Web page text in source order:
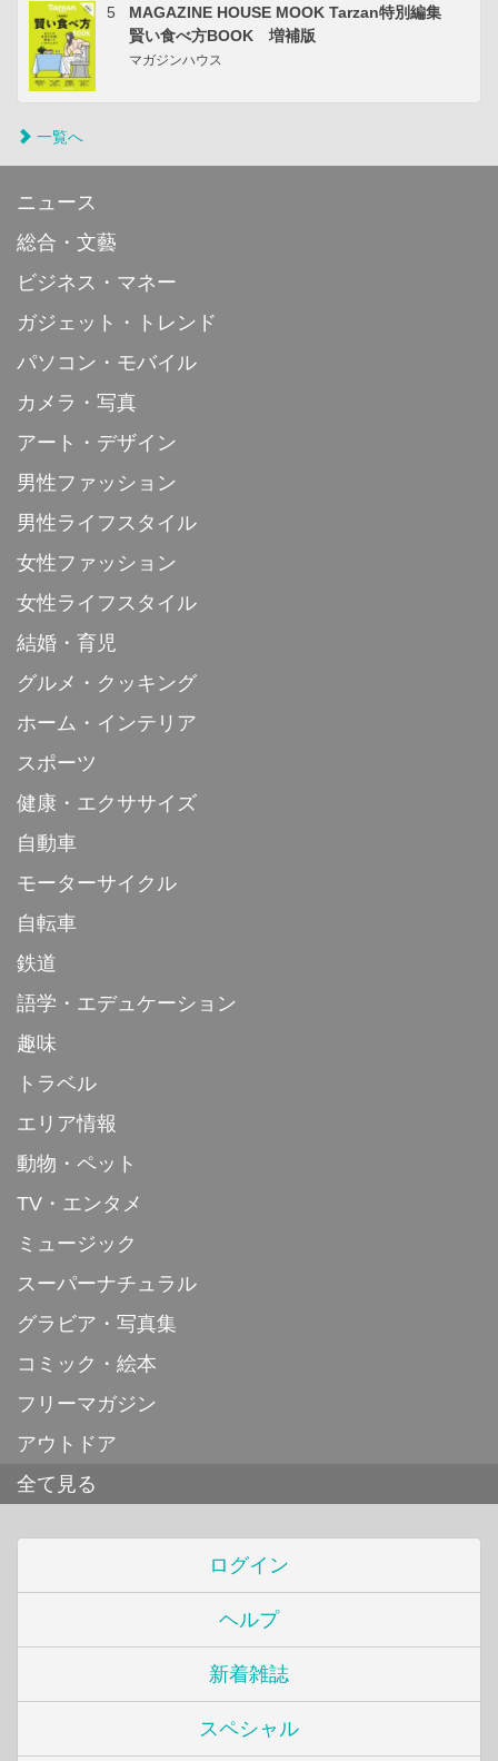
5
MAGAZINE HOUSE MOOK Tarzan特別編集
賢い食べ方BOOK 増補版
マガジンハウス
一覧へ
ニュース
総合・文藝
ビジネス・マネー
ガジェット・トレンド
パソコン・モバイル
カメラ・写真
アート・デザイン
男性ファッション
男性ライフスタイル
女性ファッション
女性ライフスタイル
結婚・育児
グルメ・クッキング
ホーム・インテリア
スポーツ
健康・エクササイズ
自動車
モーターサイクル
自転車
鉄道
語学・エデュケーション
趣味
トラベル
エリア情報
動物・ペット
TV・エンタメ
ミュージック
スーパーナチュラル
グラビア・写真集
コミック・絵本
フリーマガジン
アウトドア
全て見る
ログイン
ヘルプ
新着雑誌
スペシャル